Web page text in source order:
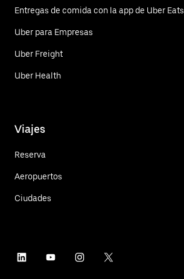
Entregas de comida con la app de Uber Eats
Uber para Empresas
Uber Freight
Uber Health
Viajes
Reserva
Aeropuertos
Ciudades